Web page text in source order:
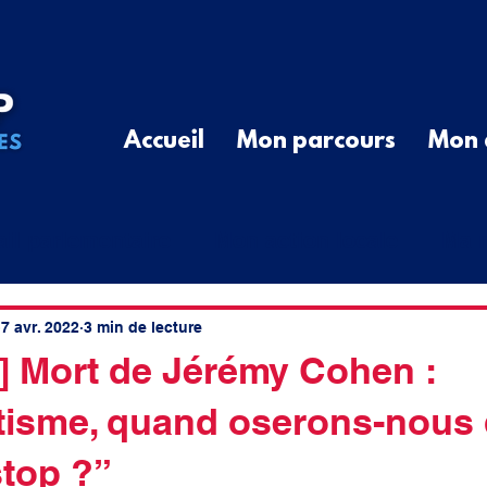
Accueil Mon parcours Mon
Communiqué de Presse
élus ruraux cotisations spatial
Mort de Jérémy Cohen :
quand oserons-nous
?”
7 avr. 2022 3 min de lecture